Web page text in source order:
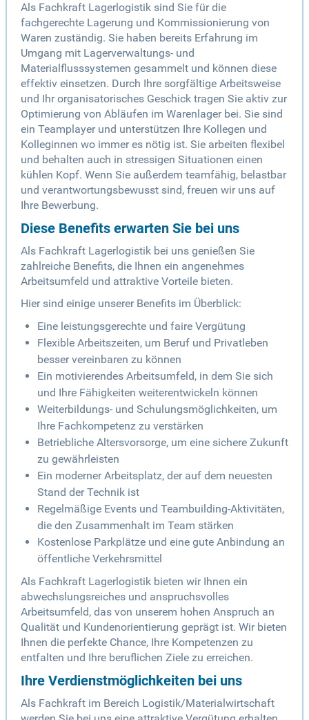
Als Fachkraft Lagerlogistik sind Sie für die
fachgerechte Lagerung und Kommissionierung von
Waren zuständig. Sie haben bereits Erfahrung im
Umgang mit Lagerverwaltungs- und
Materialflusssystemen gesammelt und können diese
effektiv einsetzen. Durch Ihre sorgfältige Arbeitsweise
und Ihr organisatorisches Geschick tragen Sie aktiv zur
Optimierung von Abläufen im Warenlager bei. Sie sind
ein Teamplayer und unterstützen Ihre Kollegen und
Kolleginnen wo immer es nötig ist. Sie arbeiten flexibel
und behalten auch in stressigen Situationen einen
kühlen Kopf. Wenn Sie außerdem teamfähig, belastbar
und verantwortungsbewusst sind, freuen wir uns auf
Ihre Bewerbung.
Diese Benefits erwarten Sie bei uns
Als Fachkraft Lagerlogistik bei uns genießen Sie
zahlreiche Benefits, die Ihnen ein angenehmes
Arbeitsumfeld und attraktive Vorteile bieten.
Hier sind einige unserer Benefits im Überblick:
Eine leistungsgerechte und faire Vergütung
Flexible Arbeitszeiten, um Beruf und Privatleben
besser vereinbaren zu können
Ein motivierendes Arbeitsumfeld, in dem Sie sich
und Ihre Fähigkeiten weiterentwickeln können
Weiterbildungs- und Schulungsmöglichkeiten, um
Ihre Fachkompetenz zu verstärken
Betriebliche Altersvorsorge, um eine sichere Zukunft
zu gewährleisten
Ein moderner Arbeitsplatz, der auf dem neuesten
Stand der Technik ist
Regelmäßige Events und Teambuilding-Aktivitäten,
die den Zusammenhalt im Team stärken
Kostenlose Parkplätze und eine gute Anbindung an
öffentliche Verkehrsmittel
Als Fachkraft Lagerlogistik bieten wir Ihnen ein
abwechslungsreiches und anspruchsvolles
Arbeitsumfeld, das von unserem hohen Anspruch an
Qualität und Kundenorientierung geprägt ist. Wir bieten
Ihnen die perfekte Chance, Ihre Kompetenzen zu
entfalten und Ihre beruflichen Ziele zu erreichen.
Ihre Verdienstmöglichkeiten bei uns
Als Fachkraft im Bereich Logistik/Materialwirtschaft